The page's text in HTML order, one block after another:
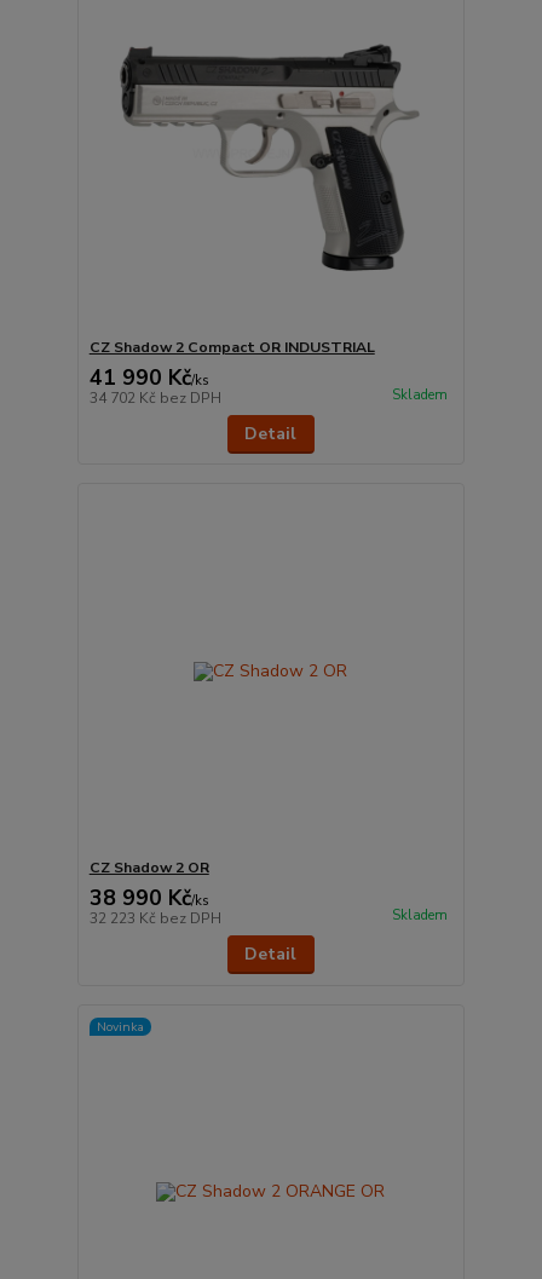
CZ Shadow 2 Compact OR INDUSTRIAL
41 990 Kč/ks
34 702 Kč bez DPH Skladem
Detail
CZ Shadow 2 OR
38 990 Kč/ks
32 223 Kč bez DPH Skladem
Detail
Novinka